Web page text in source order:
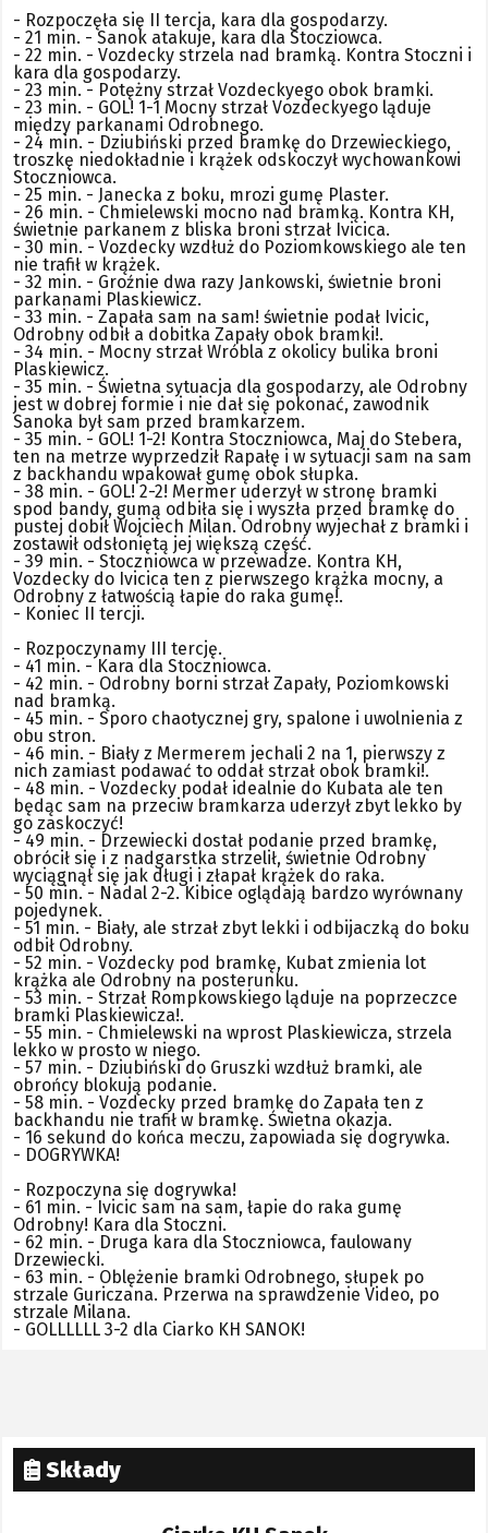
- Rozpoczęła się II tercja, kara dla gospodarzy.
- 21 min. - Sanok atakuje, kara dla Stocziowca.
- 22 min. - Vozdecky strzela nad bramką. Kontra Stoczni i
kara dla gospodarzy.
- 23 min. - Potężny strzał Vozdeckyego obok bramki.
- 23 min. - GOL! 1-1 Mocny strzał Vozdeckyego ląduje
między parkanami Odrobnego.
- 24 min. - Dziubiński przed bramkę do Drzewieckiego,
troszkę niedokładnie i krążek odskoczył wychowankowi
Stoczniowca.
- 25 min. - Janecka z boku, mrozi gumę Plaster.
- 26 min. - Chmielewski mocno nad bramką. Kontra KH,
świetnie parkanem z bliska broni strzał Ivicica.
- 30 min. - Vozdecky wzdłuż do Poziomkowskiego ale ten
nie trafił w krążek.
- 32 min. - Groźnie dwa razy Jankowski, świetnie broni
parkanami Plaskiewicz.
- 33 min. - Zapała sam na sam! świetnie podał Ivicic,
Odrobny odbił a dobitka Zapały obok bramki!.
- 34 min. - Mocny strzał Wróbla z okolicy bulika broni
Plaskiewicz.
- 35 min. - Świetna sytuacja dla gospodarzy, ale Odrobny
jest w dobrej formie i nie dał się pokonać, zawodnik
Sanoka był sam przed bramkarzem.
- 35 min. - GOL! 1-2! Kontra Stoczniowca, Maj do Stebera,
ten na metrze wyprzedził Rapałę i w sytuacji sam na sam
z backhandu wpakował gumę obok słupka.
- 38 min. - GOL! 2-2! Mermer uderzył w stronę bramki
spod bandy, gumą odbiła się i wyszła przed bramkę do
pustej dobił Wojciech Milan. Odrobny wyjechał z bramki i
zostawił odsłoniętą jej większą część.
- 39 min. - Stoczniowca w przewadze. Kontra KH,
Vozdecky do Ivicica ten z pierwszego krążka mocny, a
Odrobny z łatwością łapie do raka gumę!.
- Koniec II tercji.
- Rozpoczynamy III tercję.
- 41 min. - Kara dla Stoczniowca.
- 42 min. - Odrobny borni strzał Zapały, Poziomkowski
nad bramką.
- 45 min. - Sporo chaotycznej gry, spalone i uwolnienia z
obu stron.
- 46 min. - Biały z Mermerem jechali 2 na 1, pierwszy z
nich zamiast podawać to oddał strzał obok bramki!.
- 48 min. - Vozdecky podał idealnie do Kubata ale ten
będąc sam na przeciw bramkarza uderzył zbyt lekko by
go zaskoczyć!
- 49 min. - Drzewiecki dostał podanie przed bramkę,
obrócił się i z nadgarstka strzelił, świetnie Odrobny
wyciągnął się jak długi i złapał krążek do raka.
- 50 min. - Nadal 2-2. Kibice oglądają bardzo wyrównany
pojedynek.
- 51 min. - Biały, ale strzał zbyt lekki i odbijaczką do boku
odbił Odrobny.
- 52 min. - Vozdecky pod bramkę, Kubat zmienia lot
krążka ale Odrobny na posterunku.
- 53 min. - Strzał Rompkowskiego ląduje na poprzeczce
bramki Plaskiewicza!.
- 55 min. - Chmielewski na wprost Plaskiewicza, strzela
lekko w prosto w niego.
- 57 min. - Dziubiński do Gruszki wzdłuż bramki, ale
obrońcy blokują podanie.
- 58 min. - Vozdecky przed bramkę do Zapała ten z
backhandu nie trafił w bramkę. Świetna okazja.
- 16 sekund do końca meczu, zapowiada się dogrywka.
- DOGRYWKA!
- Rozpoczyna się dogrywka!
- 61 min. - Ivicic sam na sam, łapie do raka gumę
Odrobny! Kara dla Stoczni.
- 62 min. - Druga kara dla Stoczniowca, faulowany
Drzewiecki.
- 63 min. - Oblężenie bramki Odrobnego, słupek po
strzale Guriczana. Przerwa na sprawdzenie Video, po
strzale Milana.
- GOLLLLLL 3-2 dla Ciarko KH SANOK!
Składy